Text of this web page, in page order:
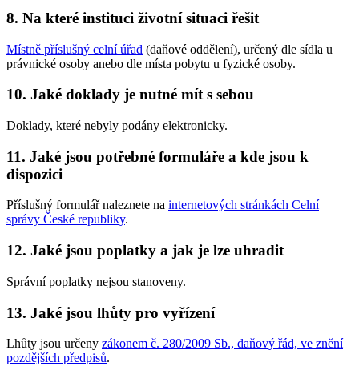
8. Na které instituci životní situaci řešit
Místně příslušný celní úřad (daňové oddělení), určený dle sídla u
právnické osoby anebo dle místa pobytu u fyzické osoby.
10. Jaké doklady je nutné mít s sebou
Doklady, které nebyly podány elektronicky.
11. Jaké jsou potřebné formuláře a kde jsou k
dispozici
Příslušný formulář naleznete na internetových stránkách Celní
správy České republiky.
12. Jaké jsou poplatky a jak je lze uhradit
Správní poplatky nejsou stanoveny.
13. Jaké jsou lhůty pro vyřízení
Lhůty jsou určeny zákonem č. 280/2009 Sb., daňový řád, ve znění
pozdějších předpisů.